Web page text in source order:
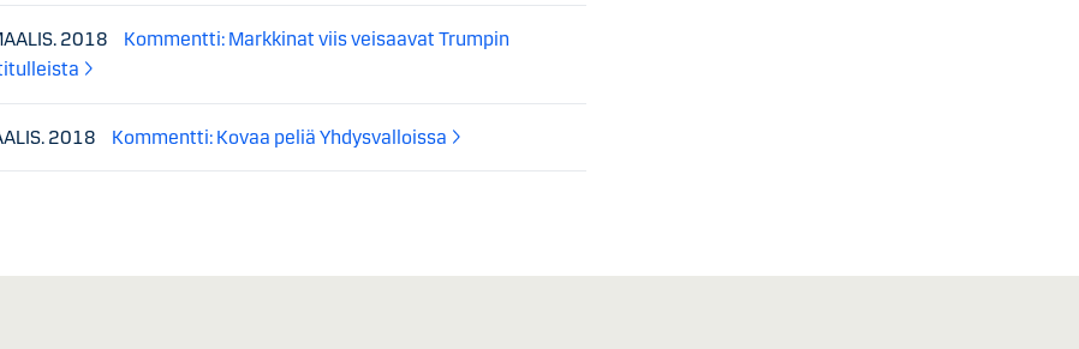
2018
Kommentti: Markkinat viis veisaavat Trumpin
2018 Kommentti: Kovaa peliä Yhdysvalloissa